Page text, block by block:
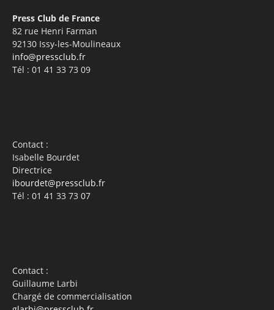
Press Club de France
82 rue Henri Farman
92130 Issy-les-Moulineaux
info@pressclub.fr
Tél : 01 41 33 73 09
Contact :
Isabelle Bourdet
Directrice
ibourdet@pressclub.fr
Tél : 01 41 33 73 07
Contact :
Guillaume Larbi
Chargé de commercialisation